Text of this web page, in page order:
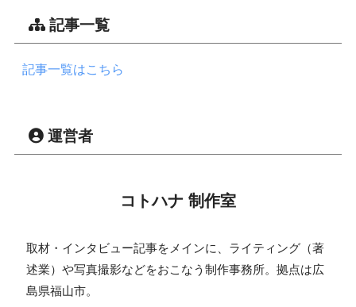
記事一覧
記事一覧はこちら
運営者
コトハナ 制作室
取材・インタビュー記事をメインに、ライティング（著
述業）や写真撮影などをおこなう制作事務所。拠点は広
島県福山市。